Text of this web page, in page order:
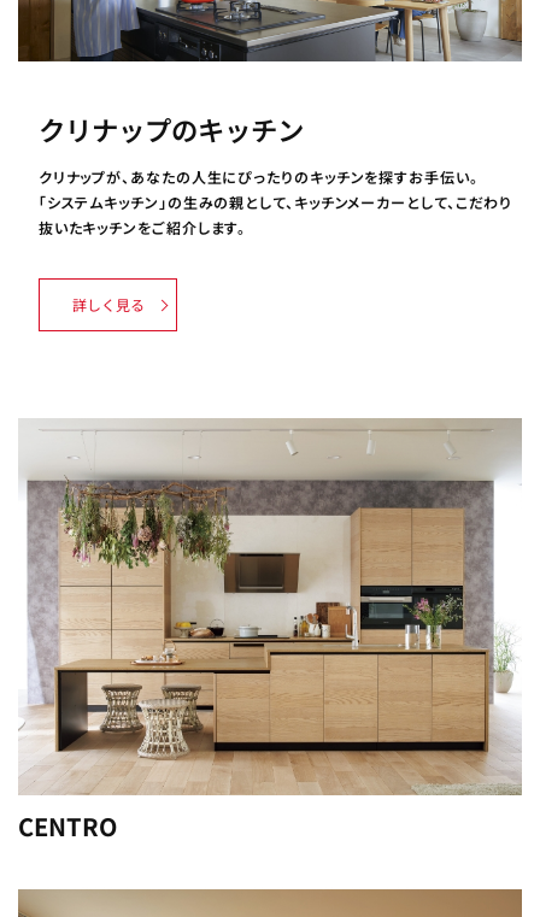
クリナップのキッチン
クリナップが、あなたの人生にぴったりのキッチンを探すお手伝い。
「システムキッチン」の生みの親として、キッチンメーカーとして、こだわり
抜いたキッチンをご紹介します。
詳しく見る
CENTRO